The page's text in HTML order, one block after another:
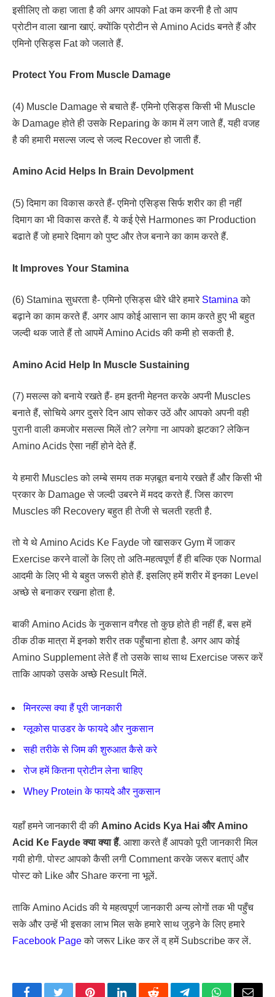
इसीलिए तो कहा जाता है की अगर आपको Fat कम करनी है तो आप
प्रोटीन वाला खाना खाएं. क्योंकि प्रोटीन से Amino Acids बनते हैं और
एमिनो एसिड्स Fat को जलाते हैं.
Protect You From Muscle Damage
(4) Muscle Damage से बचाते हैं- एमिनो एसिड्स किसी भी Muscle
के Damage होते ही उसके Reparing के काम में लग जाते हैं, यही वजह
है की हमारी मसल्स जल्द से जल्द Recover हो जाती हैं.
Amino Acid Helps In Brain Devolpment
(5) दिमाग का विकास करते हैं- एमिनो एसिड्स सिर्फ शरीर का ही नहीं
दिमाग का भी विकास करते हैं. ये कई ऐसे Harmones का Production
बढाते हैं जो हमारे दिमाग को पुष्ट और तेज बनाने का काम करते हैं.
It Improves Your Stamina
(6) Stamina सुधरता है- एमिनो एसिड्स धीरे धीरे हमारे Stamina को
बढ़ाने का काम करते हैं. अगर आप कोई आसान सा काम करते हुए भी बहुत
जल्दी थक जाते हैं तो आपमें Amino Acids की कमी हो सकती है.
Amino Acid Help In Muscle Sustaining
(7) मसल्स को बनाये रखते हैं- हम इतनी मेहनत करके अपनी Muscles
बनाते हैं, सोचिये अगर दुसरे दिन आप सोकर उठें और आपको अपनी वही
पुरानी वाली कमजोर मसल्स मिलें तो? लगेगा ना आपको झटका? लेकिन
Amino Acids ऐसा नहीं होने देते हैं.
ये हमारी Muscles को लम्बे समय तक मज़बूत बनाये रखते हैं और किसी भी
प्रकार के Damage से जल्दी उबरने में मदद करते हैं. जिस कारण
Muscles की Recovery बहुत ही तेजी से चलती रहती है.
तो ये थे Amino Acids Ke Fayde जो खासकर Gym में जाकर
Exercise करने वालों के लिए तो अति-महत्वपूर्ण हैं ही बल्कि एक Normal
आदमी के लिए भी ये बहुत जरूरी होते हैं. इसलिए हमें शरीर में इनका Level
अच्छे से बनाकर रखना होता है.
बाकी Amino Acids के नुकसान वगैरह तो कुछ होते ही नहीं हैं, बस हमें
ठीक ठीक मात्रा में इनको शरीर तक पहुँचाना होता है. अगर आप कोई
Amino Supplement लेते हैं तो उसके साथ साथ Exercise जरूर करें
ताकि आपको उसके अच्छे Result मिलें.
मिनरल्स क्या हैं पूरी जानकारी
ग्लूकोस पाउडर के फायदे और नुकसान
सही तरीके से जिम की शुरुआत कैसे करे
रोज हमें कितना प्रोटीन लेना चाहिए
Whey Protein के फायदे और नुकसान
यहाँ हमने जानकारी दी की Amino Acids Kya Hai और Amino
Acid Ke Fayde क्या क्या हैं. आशा करते हैं आपको पूरी जानकारी मिल
गयी होगी. पोस्ट आपको कैसी लगी Comment करके जरूर बताएं और
पोस्ट को Like और Share करना ना भूलें.
ताकि Amino Acids की ये महत्वपूर्ण जानकारी अन्य लोगों तक भी पहुँच
सके और उन्हें भी इसका लाभ मिल सके हमारे साथ जुड़ने के लिए हमारे
Facebook Pageको जरूर Like कर लें व् हमें Subscribe कर लें.